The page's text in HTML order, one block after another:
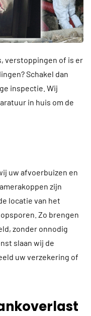
verstoppingen of is er
Schakel dan
inspectie. Wij
in huis om de
uw afvoerbuizen en
zijn
locatie van het
Zo brengen
zonder onnodig
slaan wij de
uw verzekering of